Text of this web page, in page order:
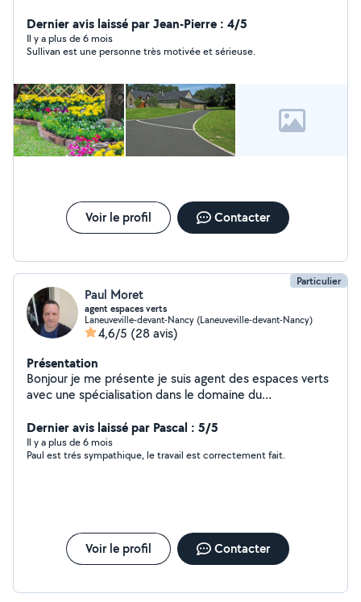
consistent à me faire un peu d'argent pendant les
vacances
Dernier avis laissé par Jean-Pierre : 4/5
Il y a plus de 6 mois
Sullivan est une personne très motivée et sérieuse.
Voir le profil Contacter
Particulier
Paul Moret
agent espaces verts
Laneuveville-devant-Nancy (Laneuveville-devant-Nancy)
4,6/5 (28 avis)
Présentation
Bonjour je me présente je suis agent des espaces verts
avec une spécialisation dans le domaine du
tout type de travaux d'extérieur réactif ponctuel et
Dernier avis laissé par Pascal : 5/5
Il y a plus de 6 mois
Paul est trés sympathique, le travail est correctement fait.
Voir le profil Contacter